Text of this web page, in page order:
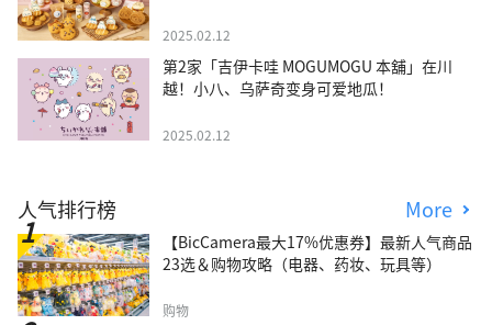
2025.02.12
第2家「吉伊卡哇 MOGUMOGU 本舖」在川
越！小八、乌萨奇变身可爱地瓜！
2025.02.12
人气排行榜 More
【BicCamera最大17%优惠券】最新人气商品
23选＆购物攻略（电器、药妆、玩具等）
购物